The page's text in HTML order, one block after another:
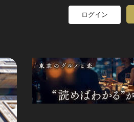
ログイン